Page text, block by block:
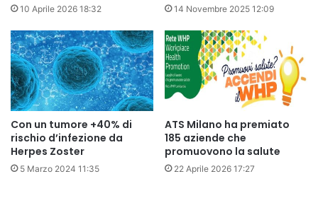
10 Aprile 2026 18:32 14 Novembre 2025 12:09
Con un tumore +40% di
rischio d’infezione da
Herpes Zoster
5 Marzo 2024 11:35
ATS Milano ha premiato
185 aziende che
promuovono la salute
22 Aprile 2026 17:27